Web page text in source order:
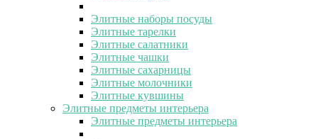
Элитные наборы посуды
Элитные тарелки
Элитные салатники
Элитные чашки
Элитные сахарницы
Элитные молочники
Элитные кувшины
Элитные предметы интерьера
Элитные предметы интерьера